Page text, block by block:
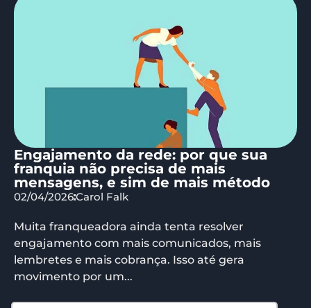
Engajamento da rede: por que sua
franquia não precisa de mais
mensagens, e sim de mais método
02/04/2026Carol Falk
Muita franqueadora ainda tenta resolver
engajamento com mais comunicados, mais
lembretes e mais cobrança. Isso até gera
movimento por um...